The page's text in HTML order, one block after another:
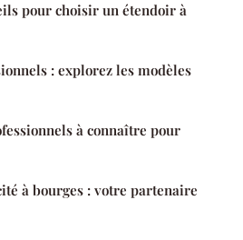
pour choisir un étendoir à
: explorez les modèles
à connaître pour
à bourges : votre partenaire